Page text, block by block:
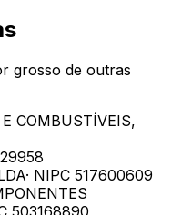
grosso de outras
COMBUSTÍVEIS,
· NIPC 517600609
503168890